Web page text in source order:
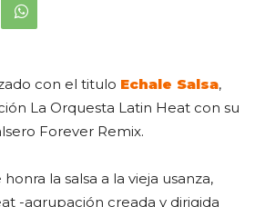
con el titulo Echale Salsa,
La Orquesta Latin Heat con su
Forever Remix.
la salsa a la vieja usanza,
-agrupación creada y dirigida